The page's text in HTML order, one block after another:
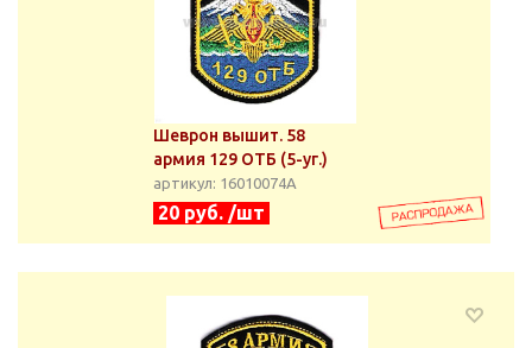
Шеврон вышит. 58
армия 129 ОТБ (5-уг.)
артикул: 16010074А
20 руб. /шт